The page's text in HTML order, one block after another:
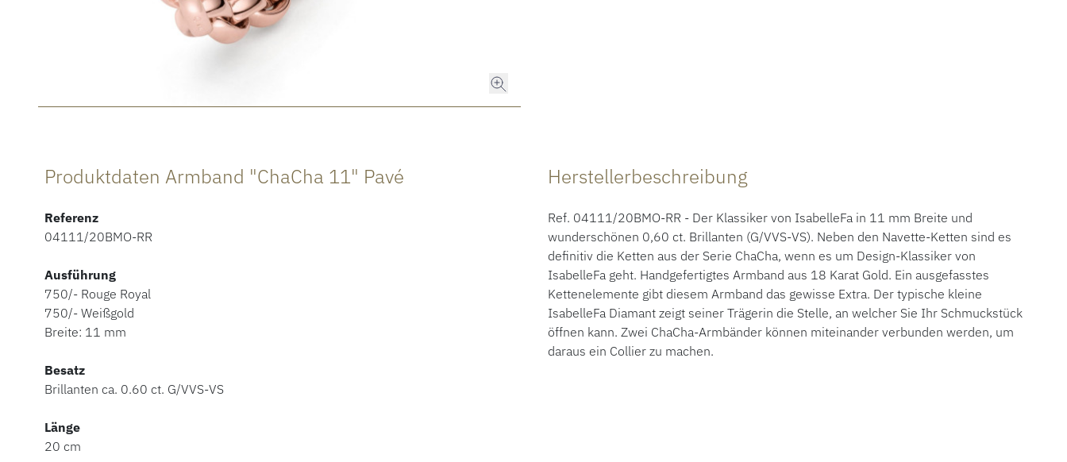
Produktdaten Armband "ChaCha 11" Pavé
Referenz
04111/20BMO-RR
Ausführung
750/- Rouge Royal
750/- Weißgold
Breite: 11 mm
Besatz
Brillanten ca. 0.60 ct. G/VVS-VS
Länge
20 cm
Herstellerbeschreibung
Ref. 04111/20BMO-RR - Der Klassiker von IsabelleFa in 11 mm Breite und
wunderschönen 0,60 ct. Brillanten (G/VVS-VS). Neben den Navette-Ketten sind es
definitiv die Ketten aus der Serie ChaCha, wenn es um Design-Klassiker von
IsabelleFa geht. Handgefertigtes Armband aus 18 Karat Gold. Ein ausgefasstes
Kettenelemente gibt diesem Armband das gewisse Extra. Der typische kleine
IsabelleFa Diamant zeigt seiner Trägerin die Stelle, an welcher Sie Ihr Schmuckstück
öffnen kann. Zwei ChaCha-Armbänder können miteinander verbunden werden, um
daraus ein Collier zu machen.